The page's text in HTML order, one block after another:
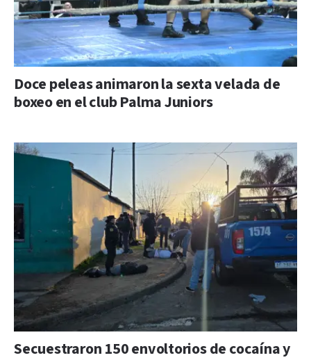
Doce peleas animaron la sexta velada de
boxeo en el club Palma Juniors
Secuestraron 150 envoltorios de cocaína y